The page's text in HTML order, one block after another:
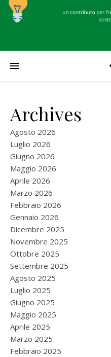
Archives
Agosto 2026
Luglio 2026
Giugno 2026
Maggio 2026
Aprile 2026
Marzo 2026
Febbraio 2026
Gennaio 2026
Dicembre 2025
Novembre 2025
Ottobre 2025
Settembre 2025
Agosto 2025
Luglio 2025
Giugno 2025
Maggio 2025
Aprile 2025
Marzo 2025
Febbraio 2025